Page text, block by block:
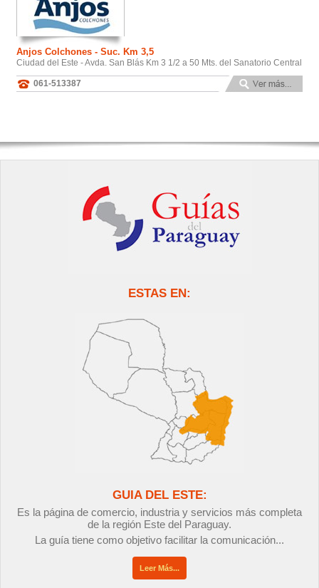
Anjos Colchones - Suc. Km 3,5
Ciudad del Este - Avda. San Blás Km 3 1/2 a 50 Mts. del Sanatorio Central
061-513387
ESTAS EN:
GUIA DEL ESTE:
Es la página de comercio, industria y servicios más completa
de la región Este del Paraguay.
La guía tiene como objetivo facilitar la comunicación...
Leer Más...